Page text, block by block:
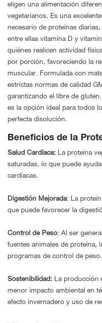
eligen una alimentación
vegetarianos. Es una
necesario de proteínas
entre ellas vitamina D y
quiénes realicen actividad
por porción, favoreciendo la
muscular. Formulada con
estrictas normas de calidad
garantizando el libre de
es la opción ideal para todos
perfecta disolución.
Beneficios de la
Salud Cardíaca: La proteína
saturadas, lo que puede
cardíacas.
Digestión Mejorada: La
que puede favorecer la
Control de Peso: Al ser
fuentes animales de proteína,
programas de control de peso.
Sostenibilidad: La producción
menor impacto ambiental en
efecto invernadero y uso de